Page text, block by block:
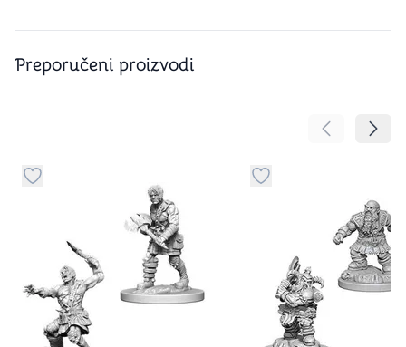
Preporučeni proizvodi
Pomeranje
Dugme za dodavanje stvari u kategoriju omiljeno
Dugme za dodavanje